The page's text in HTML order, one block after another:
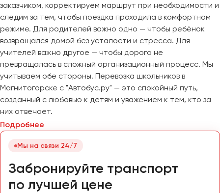
заказчиком, корректируем маршрут при необходимости и
следим за тем, чтобы поездка проходила в комфортном
режиме. Для родителей важно одно — чтобы ребёнок
возвращался домой без усталости и стресса. Для
учителей важно другое — чтобы дорога не
превращалась в сложный организационный процесс. Мы
учитываем обе стороны. Перевозка школьников в
Магнитогорске с "Автобус.ру" — это спокойный путь,
созданный с любовью к детям и уважением к тем, кто за
них отвечает.
Подробнее
Мы на связи 24/7
Забронируйте транспорт
по лучшей цене